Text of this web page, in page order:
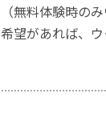
（無料体験時の
希望があれば、ウ